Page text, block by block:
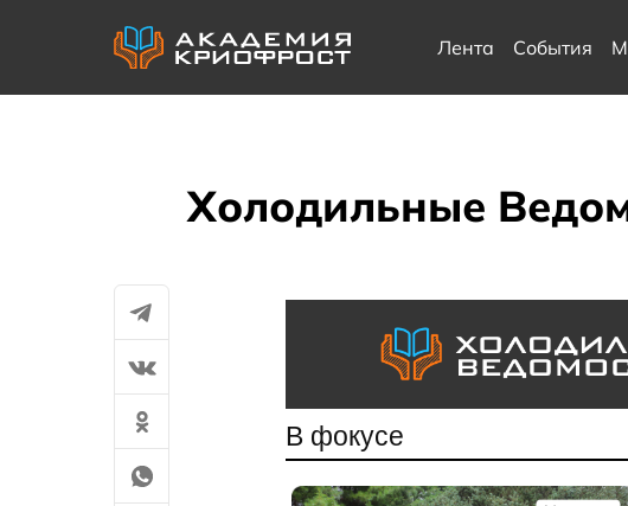
Лента События
Холодильные